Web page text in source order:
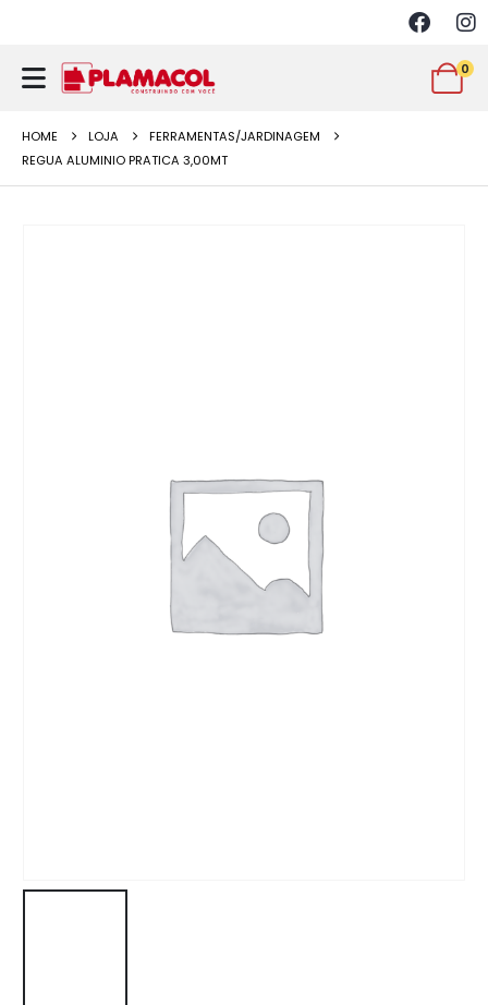
0
HOME LOJA
FERRAMENTAS/JARDINAGEM
REGUA ALUMINIO PRATICA 3,00MT